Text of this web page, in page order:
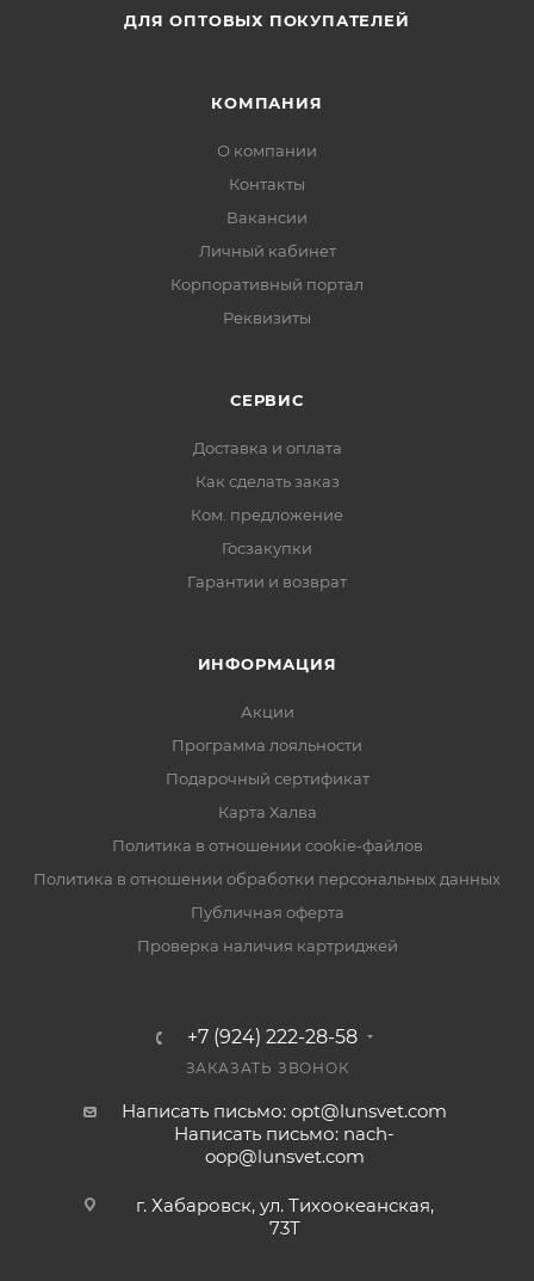
ДЛЯ ОПТОВЫХ ПОКУПАТЕЛЕЙ
КОМПАНИЯ
О компании
Контакты
Вакансии
Личный кабинет
Корпоративный портал
Реквизиты
СЕРВИС
Доставка и оплата
Как сделать заказ
Ком. предложение
Госзакупки
Гарантии и возврат
ИНФОРМАЦИЯ
Акции
Программа лояльности
Подарочный сертификат
Карта Халва
Политика в отношении cookie-файлов
Политика в отношении обработки персональных данных
Публичная оферта
Проверка наличия картриджей
+7 (924) 222-28-58
ЗАКАЗАТЬ ЗВОНОК
Написать письмо: opt@lunsvet.com
Написать письмо: nach-
oop@lunsvet.com
г. Хабаровск, ул. Тихоокеанская,
73Т